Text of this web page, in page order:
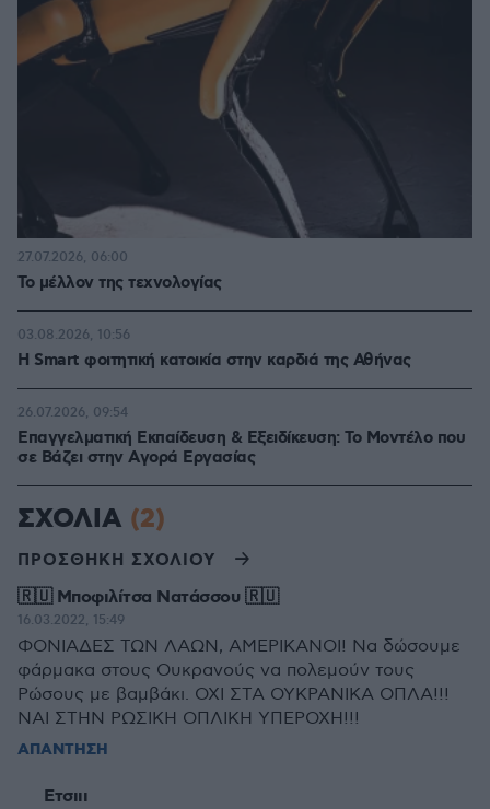
Το μέλλον της τεχνολογίας
27.07.2026, 06:00
Η Smart φοιτητική κατοικία στην καρδιά της Αθήνας
03.08.2026, 10:56
Επαγγελματική Εκπαίδευση & Εξειδίκευση: Το Mοντέλο που
σε Bάζει στην Aγορά Eργασίας
26.07.2026, 09:54
ΣΧΟΛΙΑ (2)
ΠΡΟΣΘΗΚΗ ΣΧΟΛΙΟΥ
🇷🇺 Μποφιλίτσα Νατάσσου 🇷🇺
16.03.2022, 15:49
ΦΟΝΙΑΔΕΣ ΤΩΝ ΛΑΩΝ, ΑΜΕΡΙΚΑΝΟΙ! Να δώσουμε
φάρμακα στους Ουκρανούς να πολεμούν τους
Ρώσους με βαμβάκι. ΟΧΙ ΣΤΑ ΟΥΚΡΑΝΙΚΑ ΟΠΛΑ!!!
ΝΑΙ ΣΤΗΝ ΡΩΣΙΚΗ ΟΠΛΙΚΗ ΥΠΕΡΟΧΗ!!!
ΑΠΑΝΤΗΣΗ
Ετσιιι